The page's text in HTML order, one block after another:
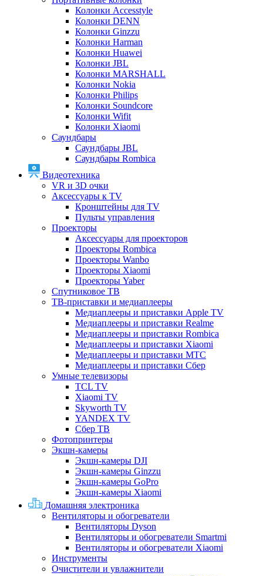
Колонки Accesstyle
Колонки DENN
Колонки Ginzzu
Колонки Harman
Колонки Huawei
Колонки JBL
Колонки MARSHALL
Колонки Nokia
Колонки Philips
Колонки Soundcore
Колонки Wifit
Колонки Xiaomi
Саундбары
Саундбары JBL
Саундбары Rombica
Видеотехника
VR и 3D очки
Аксессуары к TV
Кронштейны для TV
Пульты управления
Проекторы
Аксессуары для проекторов
Проекторы Rombica
Проекторы Wanbo
Проекторы Xiaomi
Проекторы Yaber
Спутниковое ТВ
ТВ-приставки и медиаплееры
Медиаплееры и приставки Apple TV
Медиаплееры и приставки Realme
Медиаплееры и приставки Rombica
Медиаплееры и приставки Xiaomi
Медиаплееры и приставки МТС
Медиаплееры и приставки Сбер
Умные телевизоры
TCL TV
Xiaomi TV
Skyworth TV
YANDEX TV
Сбер ТВ
Фотопринтеры
Экшн-камеры
Экшн-камеры DJI
Экшн-камеры Ginzzu
Экшн-камеры GoPro
Экшн-камеры Xiaomi
Домашняя электроника
Вентиляторы и обогреватели
Вентиляторы Dyson
Вентиляторы и обогреватели Smartmi
Вентиляторы и обогреватели Xiaomi
Инструменты
Очистители и увлажнители